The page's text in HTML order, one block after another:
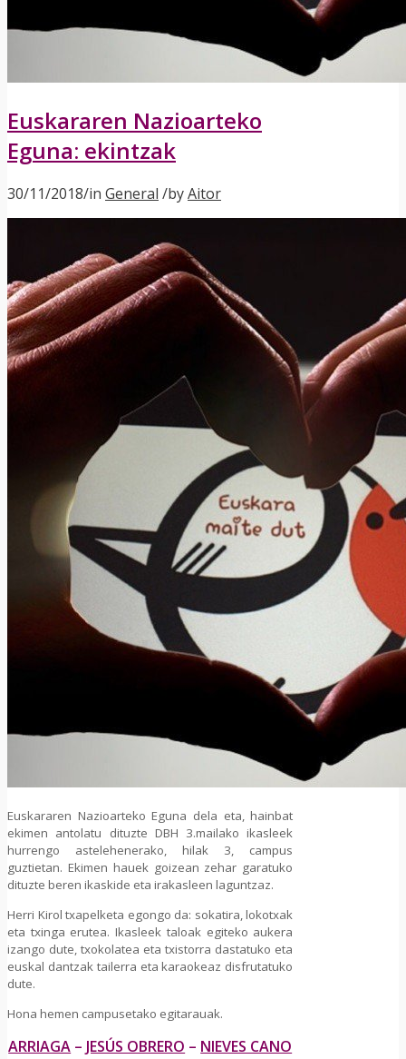
Euskararen Nazioarteko
Eguna: ekintzak
30/11/2018/in General /byAitor
Euskararen Nazioarteko Eguna dela eta, hainbat
ekimen antolatu dituzte DBH 3.mailako ikasleek
hurrengo astelehenerako, hilak 3, campus
guztietan. Ekimen hauek goizean zehar garatuko
dituzte beren ikaskide eta irakasleen laguntzaz.
Herri Kirol txapelketa egongo da: sokatira, lokotxak
eta txinga erutea. Ikasleek taloak egiteko aukera
izango dute, txokolatea eta txistorra dastatuko eta
euskal dantzak tailerra eta karaokeaz disfrutatuko
dute.
Hona hemen campusetako egitarauak.
ARRIAGA – JESÚS OBRERO – NIEVES CANO